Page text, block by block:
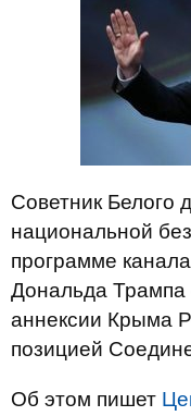
Советник Белого
национальной
программе
Дональда
аннексии Крыма
позицией
Об этом пишет